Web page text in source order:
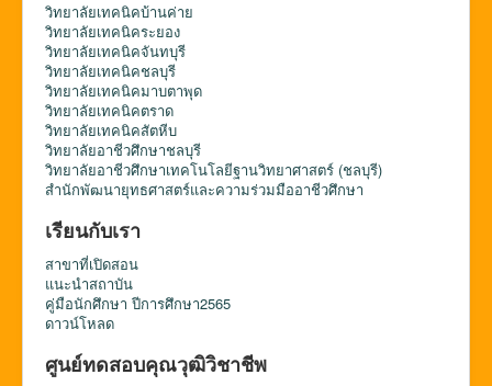
วิทยาลัยเทคนิคบ้านค่าย
วิทยาลัยเทคนิคระยอง
วิทยาลัยเทคนิคจันทบุรี
วิทยาลัยเทคนิคชลบุรี
วิทยาลัยเทคนิคมาบตาพุด
วิทยาลัยเทคนิคตราด
วิทยาลัยเทคนิคสัตหีบ
วิทยาลัยอาชีวศึกษาชลบุรี
วิทยาลัยอาชีวศึกษาเทคโนโลยีฐานวิทยาศาสตร์ (ชลบุรี)
สำนักพัฒนายุทธศาสตร์และความร่วมมืออาชีวศึกษา
เรียนกับเรา
สาขาที่เปิดสอน
แนะนำสถาบัน
คู่มือนักศึกษา ปีการศึกษา2565
ดาวน์โหลด
ศูนย์ทดสอบคุณวุฒิวิชาชีพ